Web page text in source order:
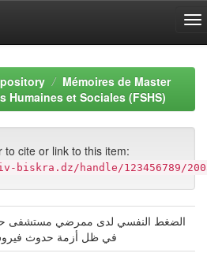
Mémoires de Master
Humaines et Sociales (FSHS)
to cite or link to this item:
handle/123456789/
الضغط النفسي لدى ممرضي مستشفى
في ظل أزمة حدوث فيروس